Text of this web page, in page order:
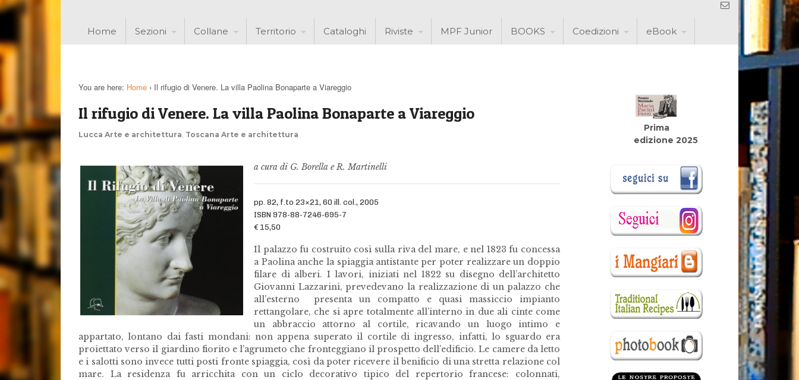
Home Sezioni Collane Territorio Cataloghi Riviste MPF Junior BOOKS Coedizioni eBook
You are here: Home › Il rifugio di Venere. La villa Paolina Bonaparte a Viareggio
Il rifugio di Venere. La villa Paolina Bonaparte a Viareggio
Lucca Arte e architettura Toscana Arte e architettura
a cura di G. Borella e R. Martinelli
pp. 82, f.to 23×21, 60 ill. col., 2005
ISBN 978-88-7246-695-7
€ 15,50
Il palazzo fu costruito così sulla riva del mare, e nel 1823 fu concessa
a Paolina anche la spiaggia antistante per poter realizzare un doppio
filare di alberi. I lavori, iniziati nel 1822 su disegno dell’architetto
Giovanni Lazzarini, prevedevano la realizzazione di un palazzo che
all’esterno presenta un compatto e quasi massiccio impianto
rettangolare, che si apre totalmente all’interno in due ali cinte come
un abbraccio attorno al cortile, ricavando un luogo intimo e
appartato, lontano dai fasti mondani: non appena superato il cortile di ingresso, infatti, lo sguardo era
proiettato verso il giardino fiorito e l’agrumeto che fronteggiano il prospetto dell’edificio. Le camere da letto
e i salotti sono invece tutti posti fronte spiaggia, così da poter ricevere il benificio di una stretta relazione col
mare. La residenza fu arricchita con un ciclo decorativo tipico del repertorio francese: colonnati,
Prima
edizione 2025